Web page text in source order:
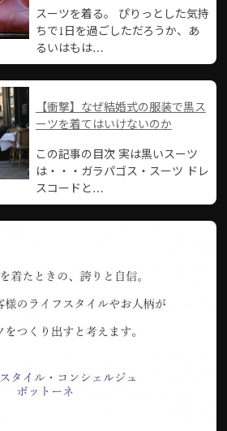
スーツを着る。 ぴりっとした気持
ちで1日を過ごしただろうか、あ
るいはもは…
【衝撃】なぜ結婚式の服装で黒ス
ーツを着てはいけないのか
この記事の目次 実は黒いスーツ
は・・・ガラパゴス・スーツ ドレ
スコードと…